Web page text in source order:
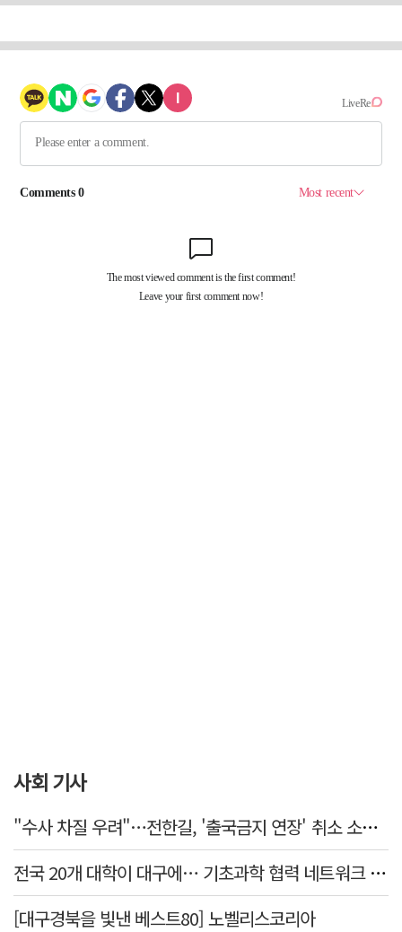
사회 기사
"수사 차질 우려"…전한길, '출국금지 연장' 취소 소송 패소
전국 20개 대학이 대구에… 기초과학 협력 네트워크 출범하다
[대구경북을 빛낸 베스트80] 노벨리스코리아